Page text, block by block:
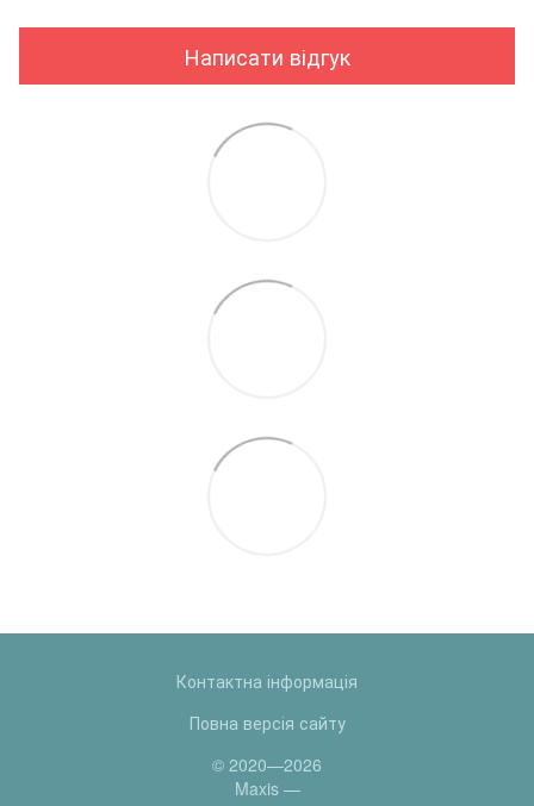
Написати відгук
Контактна інформація
Повна версія сайту
© 2020—2026
Maxis —